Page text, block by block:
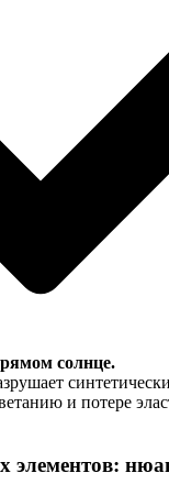
солнце.
и потере
элементов: